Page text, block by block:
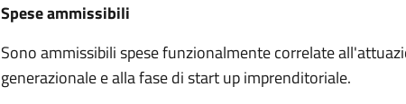
Spese ammissibili
Sono ammissibili spese funzionalmente correlate
generazionale e alla fase di start up imprenditoriale.